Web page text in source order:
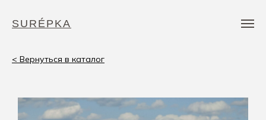
SURÉPKA
< Вернуться в каталог